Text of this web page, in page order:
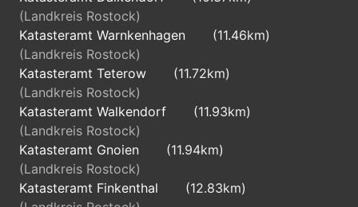
(Landkreis Rostock)
Katasteramt Warnkenhagen
(11.46km)
(Landkreis Rostock)
Katasteramt Teterow
(11.72km)
(Landkreis Rostock)
Katasteramt Walkendorf
(11.93km)
(Landkreis Rostock)
Katasteramt Gnoien
(11.94km)
(Landkreis Rostock)
Katasteramt Finkenthal
(12.83km)